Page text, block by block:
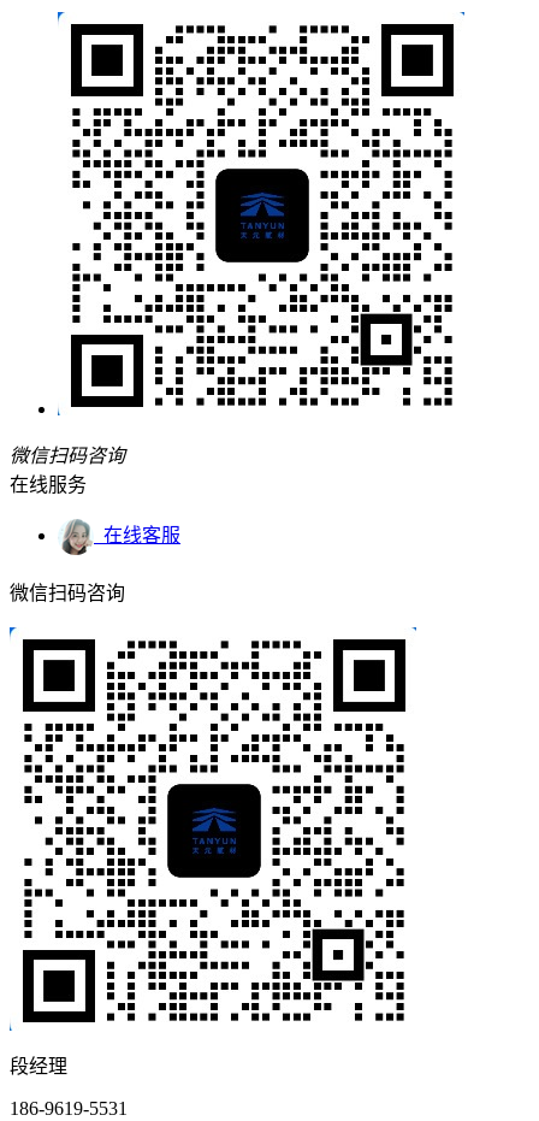
微信扫码咨询
在线服务
在线客服
微信扫码咨询
段经理
186-9619-5531